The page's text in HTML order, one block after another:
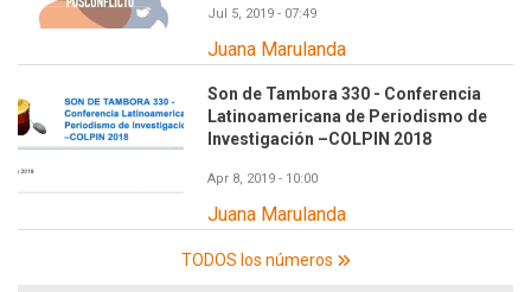
Jul 5, 2019 - 07:49
Juana Marulanda
Son de Tambora 330 - Conferencia
Latinoamericana de Periodismo de
Investigación –COLPIN 2018
Apr 8, 2019 - 10:00
Juana Marulanda
TODOS los números